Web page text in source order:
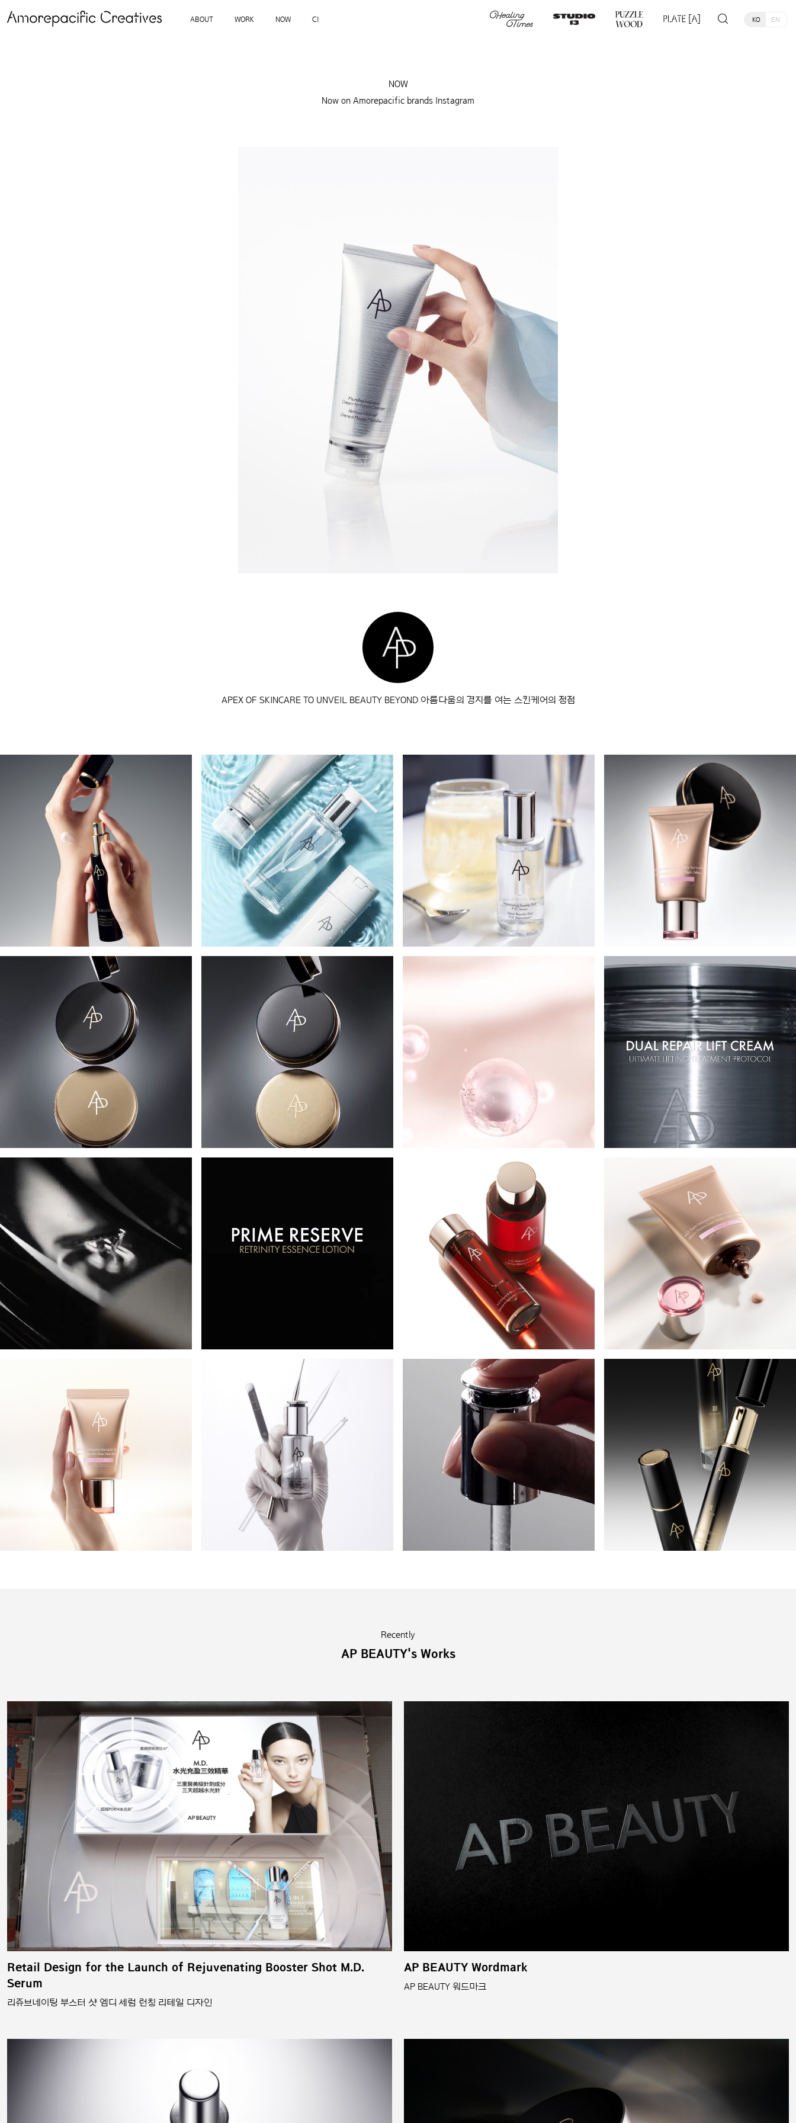
ABOUT WORK NOW CI KO EN
NOW
Now on Amorepacific brands Instagram
APEX OF SKINCARE TO UNVEIL BEAUTY BEYOND 아름다움의 경지를 여는 스킨케어의 정점
Recently
AP BEAUTY's Works
Retail Design for the Launch of Rejuvenating Booster Shot M.D.
Serum
리쥬브네이팅 부스터 샷 엠디 세럼 런칭 리테일 디자인
AP BEAUTY Wordmark
AP BEAUTY 워드마크